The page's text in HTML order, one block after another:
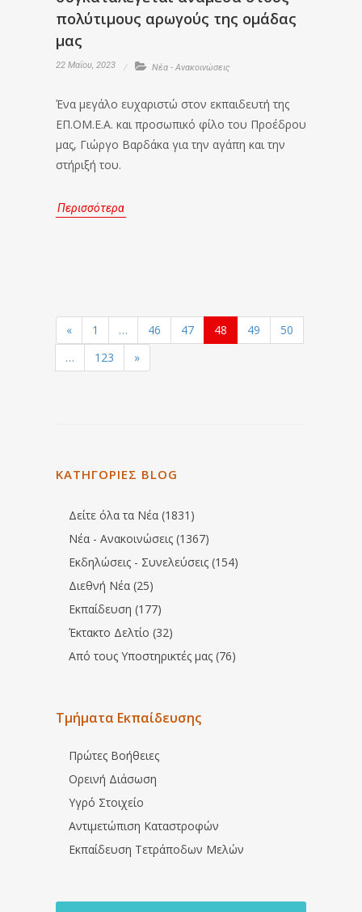
πολύτιμους αρωγούς της ομάδας
μας
22 Μαΐου, 2023 Νέα - Ανακοινώσεις
Ένα μεγάλο ευχαριστώ στον εκπαιδευτή της
ΕΠ.ΟΜ.Ε.Α. και προσωπικό φίλο του Προέδρου
μας, Γιώργο Βαρδάκα για την αγάπη και την
στήριξή του.
Περισσότερα
« 1 … 46 47 48 49
50
…
123 »
ΚΑΤΗΓΟΡΙΕΣ BLOG
Δείτε όλα τα Νέα (1831)
Νέα - Ανακοινώσεις (1367)
Εκδηλώσεις - Συνελεύσεις (154)
Διεθνή Νέα (25)
Εκπαίδευση (177)
Έκτακτο Δελτίο (32)
Από τους Υποστηρικτές μας (76)
Τμήματα Εκπαίδευσης
Πρώτες Βοήθειες
Ορεινή Διάσωση
Υγρό Στοιχείο
Αντιμετώπιση Καταστροφών
Εκπαίδευση Τετράποδων Μελών